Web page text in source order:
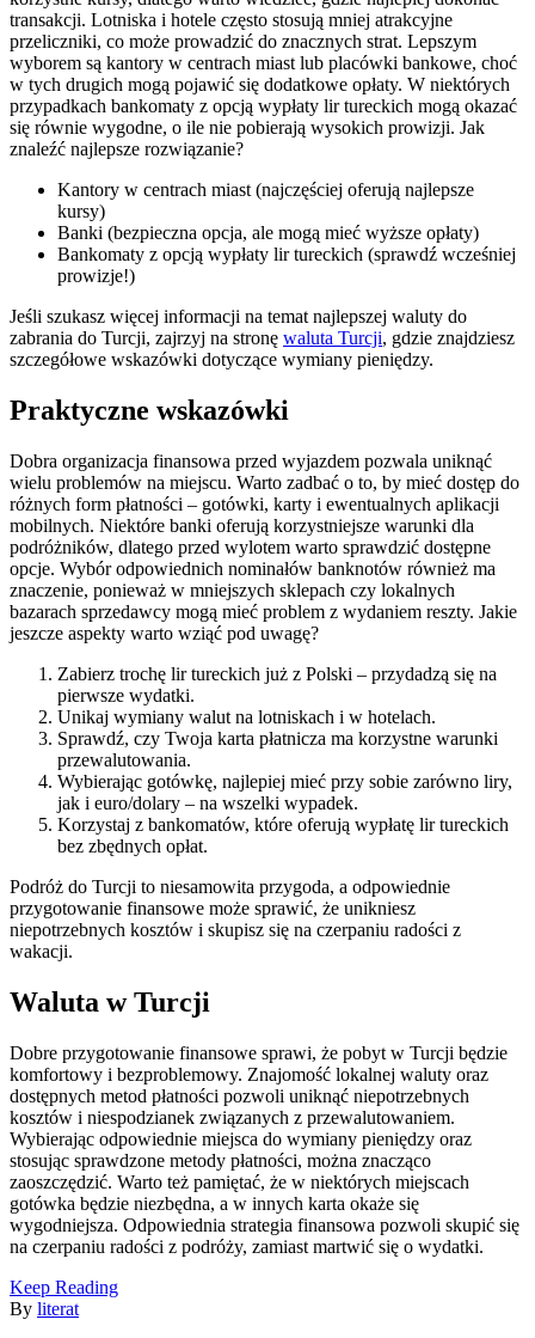
transakcji. Lotniska i hotele często stosują mniej atrakcyjne
przeliczniki, co może prowadzić do znacznych strat. Lepszym
wyborem są kantory w centrach miast lub placówki bankowe, choć
w tych drugich mogą pojawić się dodatkowe opłaty. W niektórych
przypadkach bankomaty z opcją wypłaty lir tureckich mogą okazać
się równie wygodne, o ile nie pobierają wysokich prowizji. Jak
znaleźć najlepsze rozwiązanie?
Kantory w centrach miast (najczęściej oferują najlepsze
kursy)
Banki (bezpieczna opcja, ale mogą mieć wyższe opłaty)
Bankomaty z opcją wypłaty lir tureckich (sprawdź wcześniej
prowizje!)
Jeśli szukasz więcej informacji na temat najlepszej waluty do
zabrania do Turcji, zajrzyj na stronę waluta Turcji, gdzie znajdziesz
szczegółowe wskazówki dotyczące wymiany pieniędzy.
Praktyczne wskazówki
Dobra organizacja finansowa przed wyjazdem pozwala uniknąć
wielu problemów na miejscu. Warto zadbać o to, by mieć dostęp do
różnych form płatności – gotówki, karty i ewentualnych aplikacji
mobilnych. Niektóre banki oferują korzystniejsze warunki dla
podróżników, dlatego przed wylotem warto sprawdzić dostępne
opcje. Wybór odpowiednich nominałów banknotów również ma
znaczenie, ponieważ w mniejszych sklepach czy lokalnych
bazarach sprzedawcy mogą mieć problem z wydaniem reszty. Jakie
jeszcze aspekty warto wziąć pod uwagę?
Zabierz trochę lir tureckich już z Polski – przydadzą się na
pierwsze wydatki.
Unikaj wymiany walut na lotniskach i w hotelach.
Sprawdź, czy Twoja karta płatnicza ma korzystne warunki
przewalutowania.
Wybierając gotówkę, najlepiej mieć przy sobie zarówno liry,
jak i euro/dolary – na wszelki wypadek.
Korzystaj z bankomatów, które oferują wypłatę lir tureckich
bez zbędnych opłat.
Podróż do Turcji to niesamowita przygoda, a odpowiednie
przygotowanie finansowe może sprawić, że unikniesz
niepotrzebnych kosztów i skupisz się na czerpaniu radości z
wakacji.
Waluta w Turcji
Dobre przygotowanie finansowe sprawi, że pobyt w Turcji będzie
komfortowy i bezproblemowy. Znajomość lokalnej waluty oraz
dostępnych metod płatności pozwoli uniknąć niepotrzebnych
kosztów i niespodzianek związanych z przewalutowaniem.
Wybierając odpowiednie miejsca do wymiany pieniędzy oraz
stosując sprawdzone metody płatności, można znacząco
zaoszczędzić. Warto też pamiętać, że w niektórych miejscach
gotówka będzie niezbędna, a w innych karta okaże się
wygodniejsza. Odpowiednia strategia finansowa pozwoli skupić się
na czerpaniu radości z podróży, zamiast martwić się o wydatki.
Keep Reading
By literat